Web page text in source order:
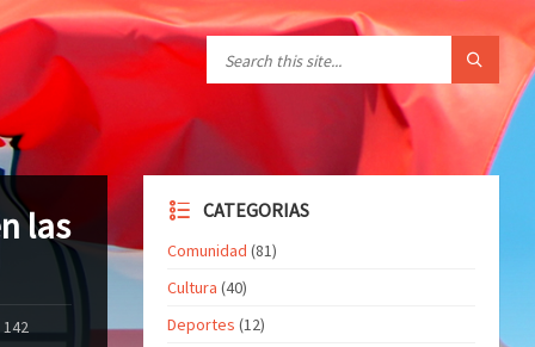
las CATEGORIAS
Comunidad (81)
Cultura (40)
Deportes (12)